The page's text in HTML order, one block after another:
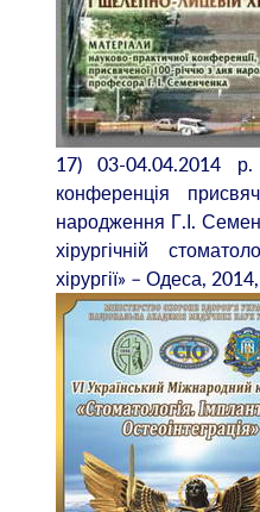
17) 03-04.04.2014
конференція
народження Г.І.
хірургічній
хірургії» – Одеса,